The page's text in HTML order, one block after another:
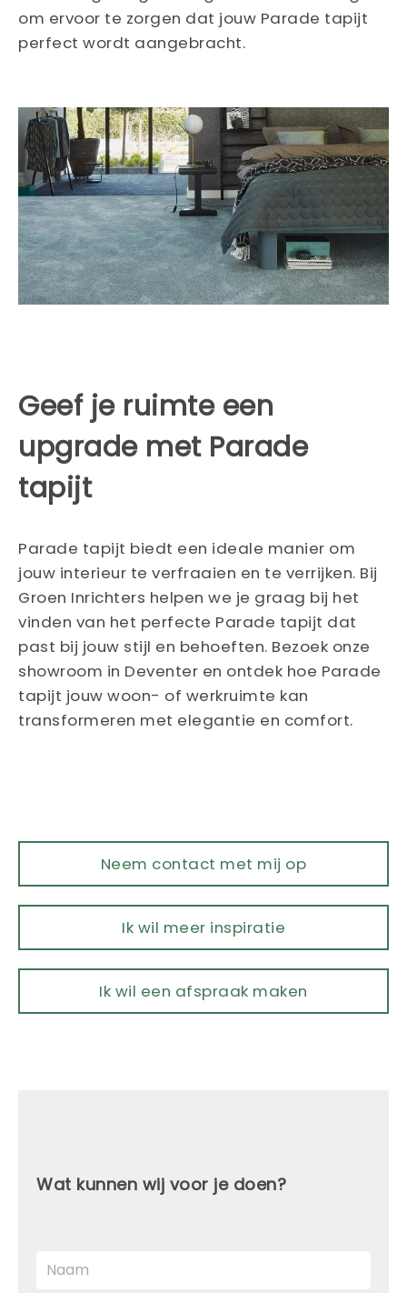
om ervoor te zorgen dat jouw Parade tapijt
perfect wordt aangebracht.
Geef je ruimte een
upgrade met Parade
tapijt
Parade tapijt biedt een ideale manier om
jouw interieur te verfraaien en te verrijken. Bij
Groen Inrichters helpen we je graag bij het
vinden van het perfecte Parade tapijt dat
past bij jouw stijl en behoeften. Bezoek onze
showroom in Deventer en ontdek hoe Parade
tapijt jouw woon- of werkruimte kan
transformeren met elegantie en comfort.
Neem contact met mij op
Ik wil meer inspiratie
Ik wil een afspraak maken
Wat kunnen wij voor je doen?